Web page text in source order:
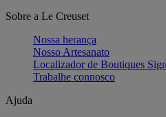
Sobre a Le Creuset
Nossa herança
Nosso Artesanato
Localizador de Boutiques
Trabalhe connosco
Ajuda